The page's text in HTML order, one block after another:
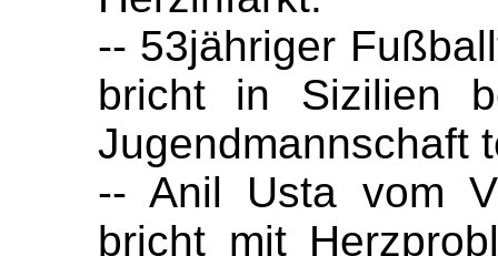
-- 53jähriger
bricht in Sizilien
Jugendmannschaft
-- Anil Usta vom
bricht mit